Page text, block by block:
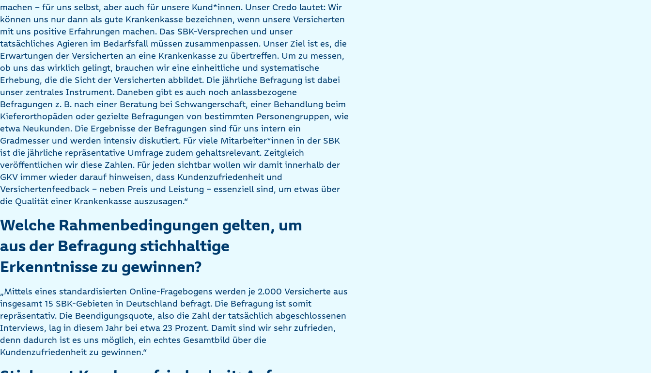
machen – für uns selbst, aber auch für unsere Kund*innen. Unser Credo lautet: Wir
können uns nur dann als gute Krankenkasse bezeichnen, wenn unsere Versicherten
mit uns positive Erfahrungen machen. Das SBK-Versprechen und unser
tatsächliches Agieren im Bedarfsfall müssen zusammenpassen. Unser Ziel ist es, die
Erwartungen der Versicherten an eine Krankenkasse zu übertreffen. Um zu messen,
ob uns das wirklich gelingt, brauchen wir eine einheitliche und systematische
Erhebung, die die Sicht der Versicherten abbildet. Die jährliche Befragung ist dabei
unser zentrales Instrument. Daneben gibt es auch noch anlassbezogene
Befragungen z. B. nach einer Beratung bei Schwangerschaft, einer Behandlung beim
Kieferorthopäden oder gezielte Befragungen von bestimmten Personengruppen, wie
etwa Neukunden. Die Ergebnisse der Befragungen sind für uns intern ein
Gradmesser und werden intensiv diskutiert. Für viele Mitarbeiter*innen in der SBK
ist die jährliche repräsentative Umfrage zudem gehaltsrelevant. Zeitgleich
veröffentlichen wir diese Zahlen. Für jeden sichtbar wollen wir damit innerhalb der
GKV immer wieder darauf hinweisen, dass Kundenzufriedenheit und
Versichertenfeedback – neben Preis und Leistung – essenziell sind, um etwas über
die Qualität einer Krankenkasse auszusagen.“
Welche Rahmenbedingungen gelten, um
aus der Befragung stichhaltige
Erkenntnisse zu gewinnen?
„Mittels eines standardisierten Online-Fragebogens werden je 2.000 Versicherte aus
insgesamt 15 SBK-Gebieten in Deutschland befragt. Die Befragung ist somit
repräsentativ. Die Beendigungsquote, also die Zahl der tatsächlich abgeschlossenen
Interviews, lag in diesem Jahr bei etwa 23 Prozent. Damit sind wir sehr zufrieden,
denn dadurch ist es uns möglich, ein echtes Gesamtbild über die
Kundenzufriedenheit zu gewinnen.“